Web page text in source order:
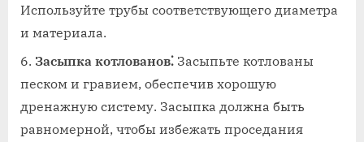
Используйте трубы соответствующего диаметра
и материала.
Засыпка котлованов⁚ Засыпьте котлованы
песком и гравием‚ обеспечив хорошую
дренажную систему. Засыпка должна быть
равномерной‚ чтобы избежать проседания